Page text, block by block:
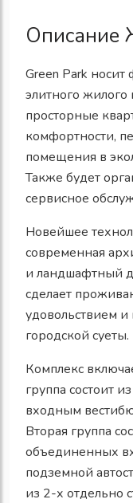
Описание
Green Park носит
элитного жилого
просторные
комфортности,
помещения в
Также будет
сервисное
Новейшее
современная
и ландшафтный
сделает
удовольствием и
городской суеты.
Комплекс
группа состоит
входным
Вторая группа
объединенных
подземной
из 2-х отдельно